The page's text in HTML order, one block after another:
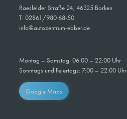
Raesfelder Straße 24, 46325 Borken
T: 02861/980 68-50
info@autozentrum-ebber.de
Montag – Samstag: 06:00 – 22:00 Uhr
Sonntags und Feiertags: 7:00 – 22:00 Uhr
Google Maps